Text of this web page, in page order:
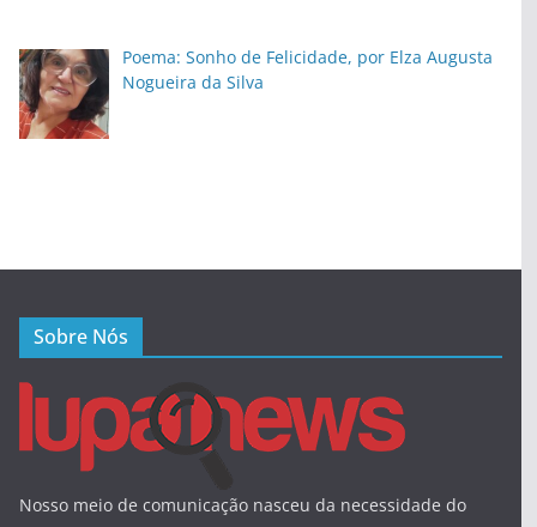
Poema: Sonho de Felicidade, por Elza Augusta
Nogueira da Silva
Sobre Nós
Nosso meio de comunicação nasceu da necessidade do